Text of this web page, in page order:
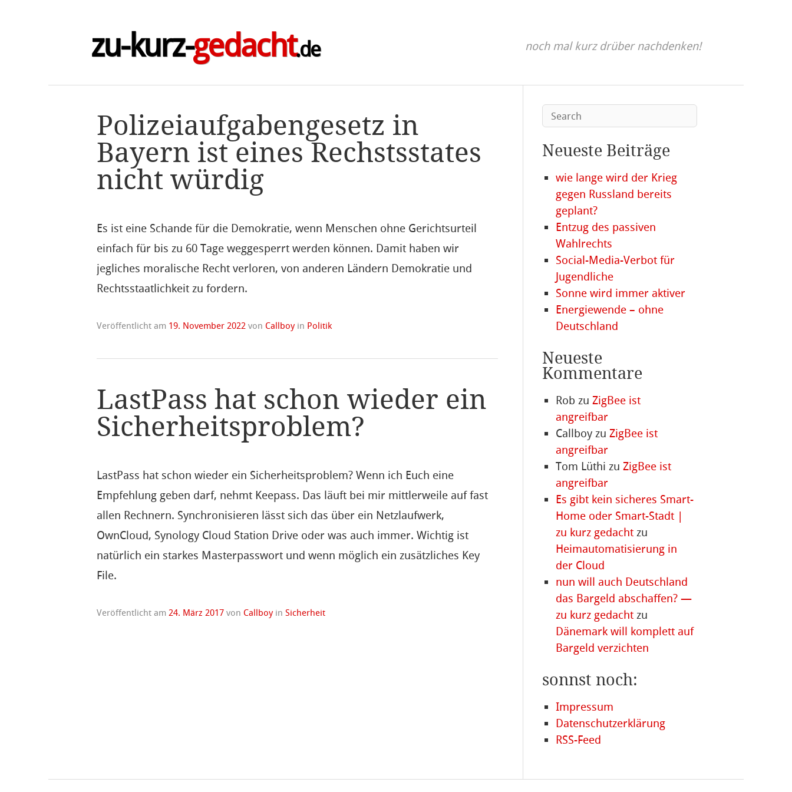
zu-kurz-gedacht.de noch mal kurz drüber nachdenken!
Polizeiaufgabengesetz in
Bayern ist eines Rechstsstates
nicht würdig
Es ist eine Schande für die Demokratie, wenn Menschen ohne Gerichtsurteil
einfach für bis zu 60 Tage weggesperrt werden können. Damit haben wir
jegliches moralische Recht verloren, von anderen Ländern Demokratie und
Rechtsstaatlichkeit zu fordern.
Veröffentlicht am 19. November 2022 von Callboy in Politik
LastPass hat schon wieder ein
Sicherheitsproblem?
LastPass hat schon wieder ein Sicherheitsproblem? Wenn ich Euch eine
Empfehlung geben darf, nehmt Keepass. Das läuft bei mir mittlerweile auf fast
allen Rechnern. Synchronisieren lässt sich das über ein Netzlaufwerk,
OwnCloud, Synology Cloud Station Drive oder was auch immer. Wichtig ist
natürlich ein starkes Masterpasswort und wenn möglich ein zusätzliches Key
File.
Veröffentlicht am24. März 2017 von Callboy inSicherheit
Neueste Beiträge
wie lange wird der Krieg
gegen Russland bereits
geplant?
Entzug des passiven
Wahlrechts
Social-Media-Verbot für
Jugendliche
Sonne wird immer aktiver
Energiewende – ohne
Deutschland
Neueste
Kommentare
Rob zuZigBee ist
angreifbar
Callboy zuZigBee ist
angreifbar
Tom Lüthi zuZigBee ist
angreifbar
Es gibt kein sicheres Smart-
Home oder Smart-Stadt |
zu kurz gedacht zu
Heimautomatisierung in
der Cloud
nun will auch Deutschland
das Bargeld abschaffen? —
zu kurz gedacht zu
Dänemark will komplett auf
Bargeld verzichten
sonnst noch:
Impressum
Datenschutzerklärung
RSS-Feed